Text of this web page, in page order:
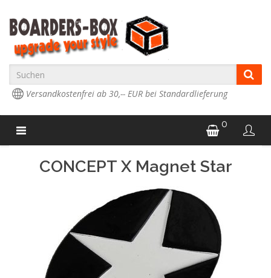
Versandkostenfrei ab 30,-- EUR bei Standardlieferung
0
CONCEPT X Magnet Star